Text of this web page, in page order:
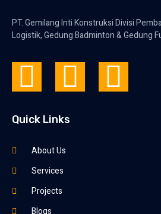
PT. Gemilang Inti Konstruksi Divisi
Logistik, Gedung Badminton & Gedung
Quick Links
About Us
Services
Projects